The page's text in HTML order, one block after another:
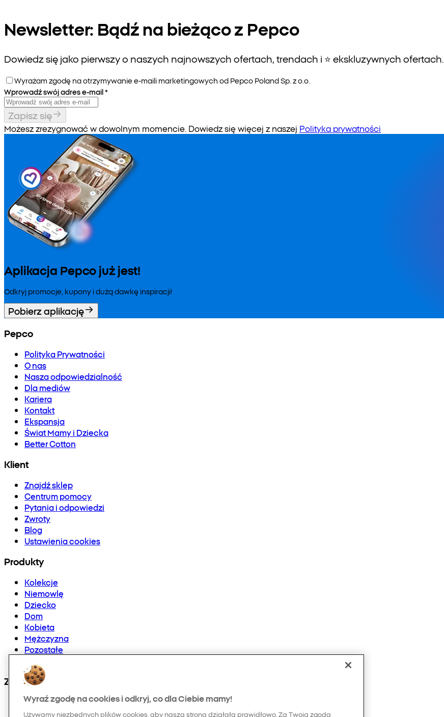
Newsletter: Bądź na bieżąco z Pepco
Dowiedz się jako pierwszy o naszych najnowszych ofertach, trendach i ⭐️ ekskluzywnych ofertach.
Wyrażam zgodę na otrzymywanie e-maili marketingowych od Pepco Poland Sp. z o.o.
Wprowadź swój adres e-mail*
Zapisz się
Możesz zrezygnować w dowolnym momencie. Dowiedz się więcej z naszej Polityka prywatności
Aplikacja Pepco już jest!
Odkryj promocje, kupony i dużą dawkę inspiracji!
Pobierz aplikację
Pepco
Polityka Prywatności
O nas
Nasza odpowiedzialność
Dla mediów
Kariera
Kontakt
Ekspansja
Świat Mamy i Dziecka
Better Cotton
Klient
Znajdź sklep
Centrum pomocy
Pytania i odpowiedzi
Zwroty
Blog
Ustawienia cookies
Produkty
Kolekcje
Niemowlę
Dziecko
Dom
Kobieta
Mężczyzna
Pozostałe
Znajdź nas na:
Wyraź zgodę na cookies i odkryj, co dla Ciebie mamy!
Używamy niezbędnych plików cookies, aby nasza strona działała prawidłowo. Za Twoją zgodą